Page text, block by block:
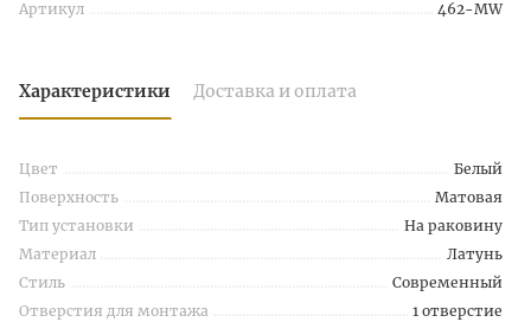
Артикул 462-MW
Характеристики Доставка и оплата
Цвет
Белый
Поверхность
Матовая
Тип установки
На раковину
Материал
Латунь
Стиль
Современный
Отверстия для монтажа
1 отверстие